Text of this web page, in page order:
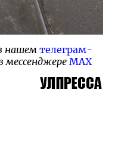
нашем телеграм-
мессенджере MAX